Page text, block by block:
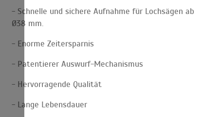
- Schnelle und sichere Aufnahme für Lochsägen ab
Ø38 mm.
- Enorme Zeitersparnis
- Patentierer Auswurf-Mechanismus
- Hervorragende Qualität
- Lange Lebensdauer